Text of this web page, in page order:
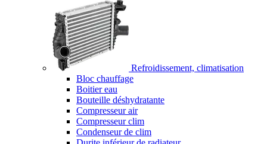
Refroidissement, climatisation
Bloc chauffage
Boitier eau
Bouteille déshydratante
Compresseur air
Compresseur clim
Condenseur de clim